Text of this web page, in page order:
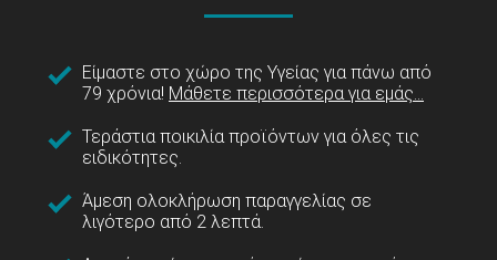
Είμαστε στο χώρο της Υγείας για πάνω από
79 χρόνια! Μάθετε περισσότερα για εμάς...
Τεράστια ποικιλία προϊόντων για όλες τις
ειδικότητες.
Άμεση ολοκλήρωση παραγγελίας σε
λιγότερο από 2 λεπτά.